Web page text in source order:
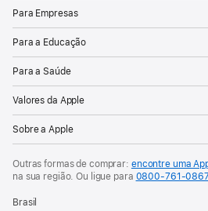
Para Empresas
Para a Educação
Para a Saúde
Valores da Apple
Sobre a Apple
Outras formas de comprar: encontre uma
na sua região. Ou ligue para 0800-761-
Brasil